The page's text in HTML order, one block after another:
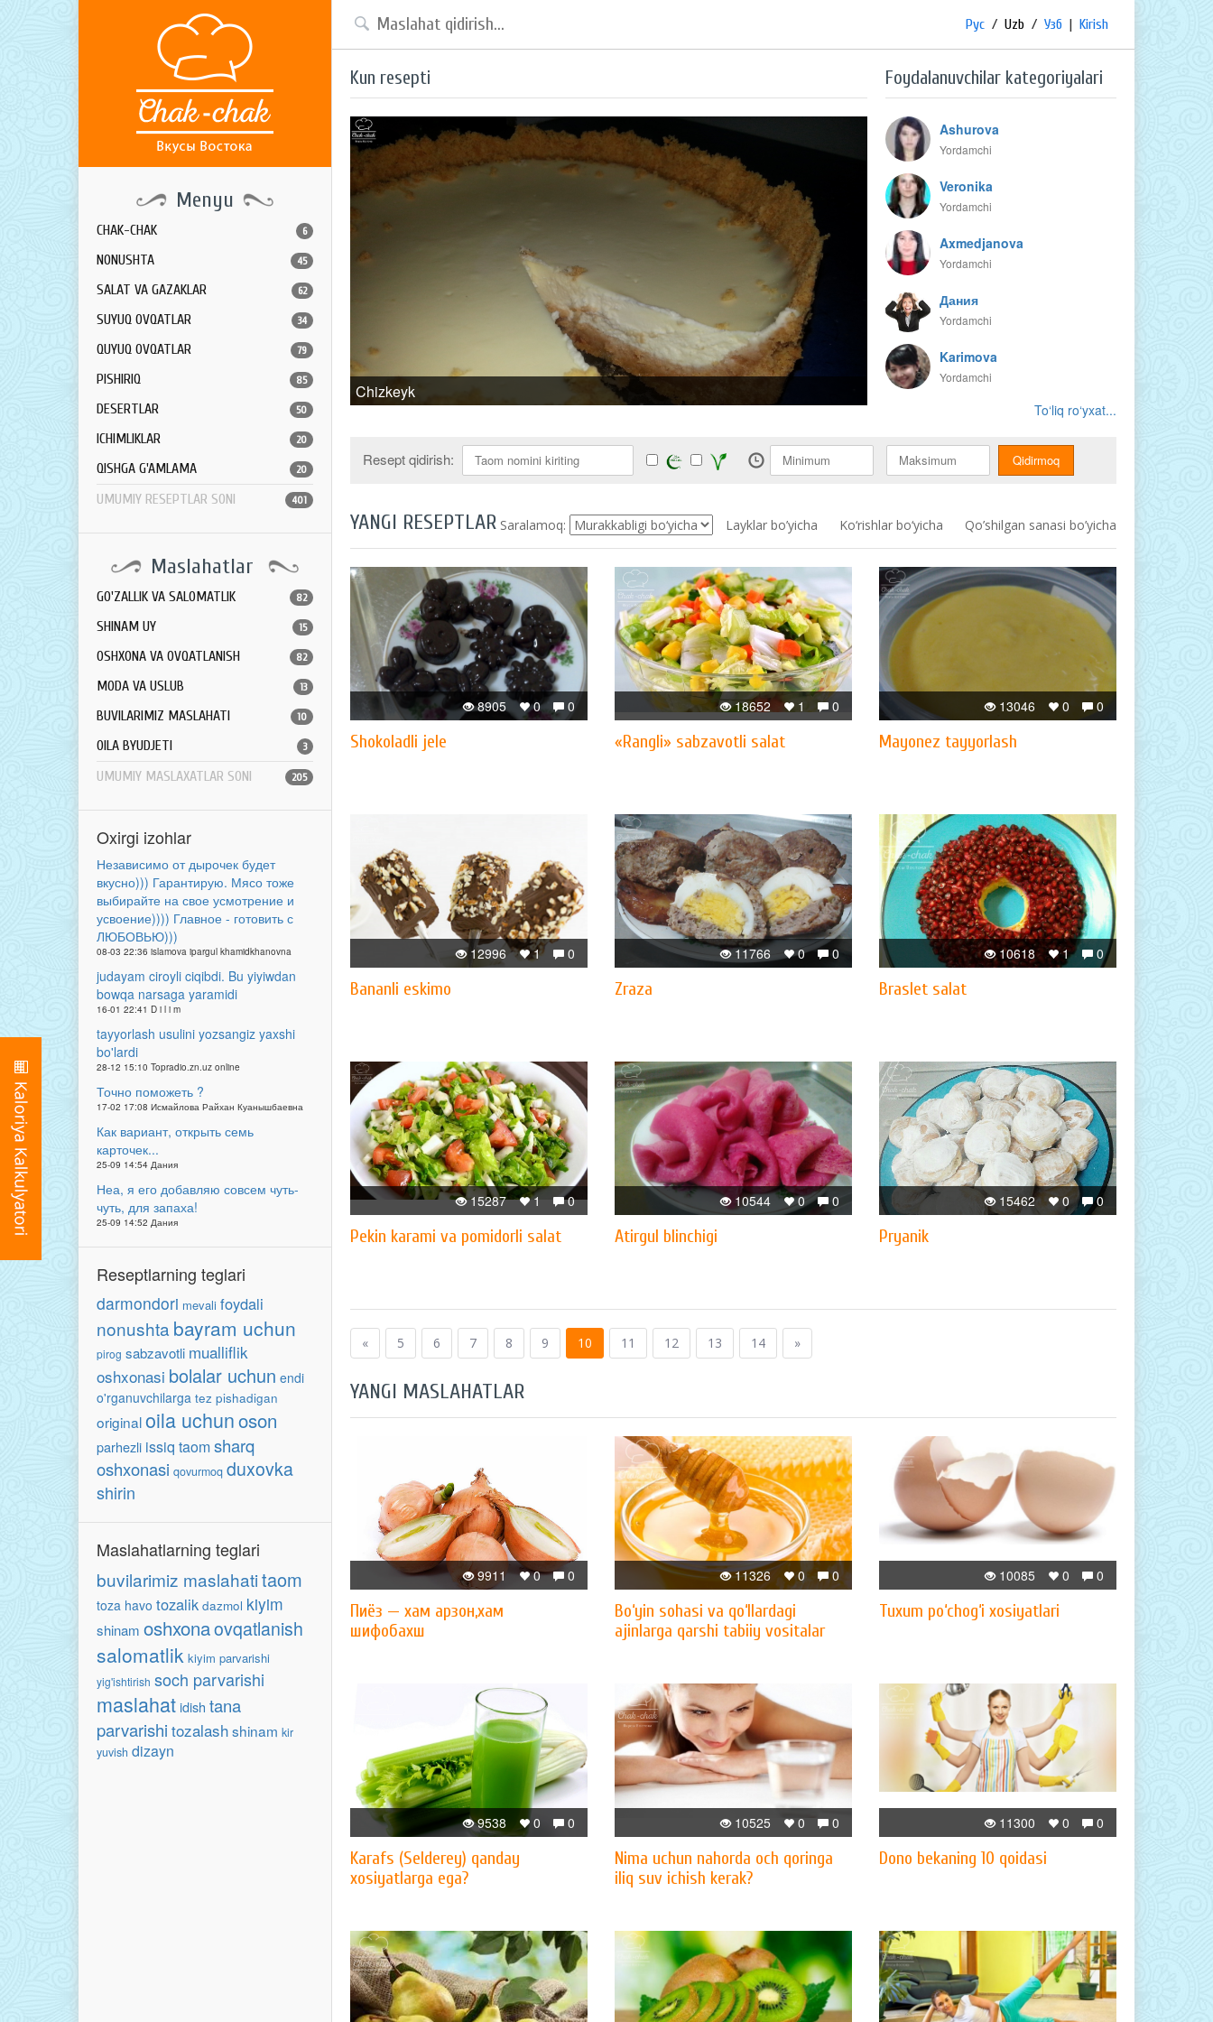
Menyu
CHAK-CHAK 6
NONUSHTA 45
SALAT VA GAZAKLAR 62
SUYUQ OVQATLAR 34
QUYUQ OVQATLAR 79
PISHIRIQ 85
DESERTLAR 50
ICHIMLIKLAR 20
QISHGA G'AMLAMA 20
UMUMIY RESEPTLAR SONI 401
Maslahatlar
GO'ZALLIK VA SALOMATLIK 82
SHINAM UY 15
OSHXONA VA OVQATLANISH 82
MODA VA USLUB 13
BUVILARIMIZ MASLAHATI 10
OILA BYUDJETI 3
UMUMIY MASLAXATLAR SONI 205
Oxirgi izohlar
Независимо от дырочек будет
вкусно))) Гарантирую. Мясо тоже
выбирайте на свое усмотрение и
усвоение)))) Главное - готовить с
ЛЮБОВЬЮ)))
08-03 22:36 islamova ipargul khamidkhanovna
judayam ciroyli ciqibdi. Bu yiyiwdan
bowqa narsaga yaramidi
16-01 22:41 D i l i m
tayyorlash usulini yozsangiz yaxshi
bo'lardi
28-12 15:10 Topradio.zn.uz online
Точно поможеть ?
17-02 17:08 Исмайлова Райхан Куанышбаевна
Как вариант, открыть семь
карточек...
25-09 14:54 Дания
Неа, я его добавляю совсем чуть-
чуть, для запаха!
25-09 14:52 Дания
Reseptlarning teglari
darmondori mevali foydali
nonushta bayram uchun
pirog sabzavotli mualliflik
oshxonasi bolalar uchun endi
o'rganuvchilarga tez pishadigan
originaloila uchunoson
parhezli issiq taomsharq
oshxonasi qovurmoq duxovka
shirin
Maslahatlarning teglari
buvilarimiz maslahatitaom
toza havo tozalik dazmol kiyim
shinam oshxonaovqatlanish
salomatlik kiyim parvarishi
yig'ishtirish soch parvarishi
maslahatidish tana
parvarishi tozalashshinam kir
yuvish dizayn
Рус / Uzb / Узб | Kirish
Kun resepti
Chizkeyk
Foydalanuvchilar kategoriyalari
Ashurova
Yordamchi
Veronika
Yordamchi
Axmedjanova
Yordamchi
Дания
Yordamchi
Karimova
Yordamchi
To‘liq ro‘yxat...
Resept qidirish:
YANGI RESEPTLAR Saralamoq: Layklar bo’yicha Ko‘rishlar bo‘yicha Qo’shilgan sanasi bo’yicha
0
0
8905
Shokoladli jele
0
1
18652
«Rangli» sabzavotli salat
0
0
13046
Mayonez tayyorlash
0
1
12996
Bananli eskimo
0
0
11766
Zraza
0
1
10618
Braslet salat
0
1
15287
Pekin karami va pomidorli salat
0
0
10544
Atirgul blinchigi
0
0
15462
Pryanik
« 5 6 7 8 9 10 11 12 13 14 »
YANGI MASLAHATLAR
0
0
9911
Пиёз — xам арзон,xам
шифобахш
0
0
11326
Bo‘yin sohasi va qo‘llardagi
ajinlarga qarshi tabiiy vositalar
0
0
10085
Tuxum po‘chog‘i xosiyatlari
0
0
9538
Karafs (Selderey) qanday
xosiyatlarga ega?
0
0
10525
Nima uchun nahorda och qoringa
iliq suv ichish kerak?
0
0
11300
Dono bekaning 10 qoidasi